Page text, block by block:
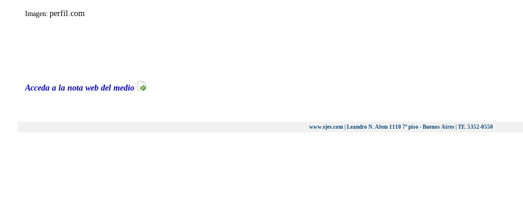
Imagen: perfil.com
Acceda a la nota web del medio
www.ejes.com | Leandro N. Alem 1110 7º piso - Buenos Aires | TE. 5352-0550